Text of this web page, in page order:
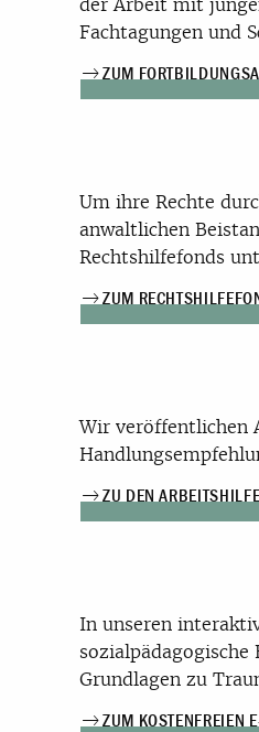
Fachtagungen und
ZUM
Um ihre Rechte
anwaltlichen
Rechtshilfefonds
ZUM
Wir veröffentlichen
ZU DEN
In unseren
Grundlagen zu
ZUM KOSTENFREIEN